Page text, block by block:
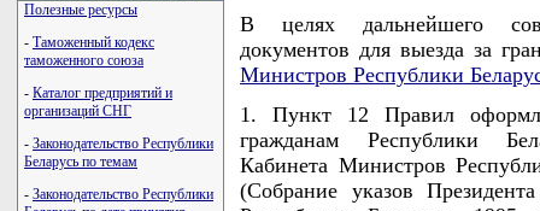
Полезные ресурсы
- Таможенный кодекс
таможенного союза
- Каталог предприятий и
организаций СНГ
- Законодательство Республики
Беларусь по темам
- Законодательство Республики
В целях дальнейшего
документов для выезда за
Министров Республики
1. Пункт 12 Правил
гражданам Республики
Кабинета Министров
(Собрание указов